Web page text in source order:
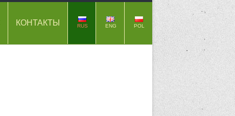
КОНТАКТЫ RUS ENG POL